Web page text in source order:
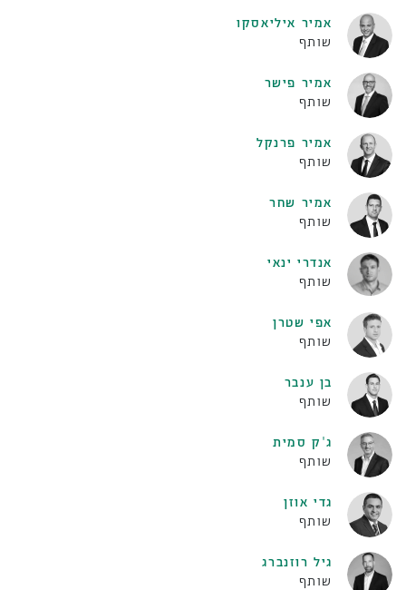
אמיר איליאסקו
שותף
אמיר פישר
שותף
אמיר פרנקל
שותף
אמיר שחר
שותף
אנדרי ינאי
שותף
אפי שטרן
שותף
בן ענבר
שותף
ג'ק סמית
שותף
גדי אוזן
שותף
גיל רוזנברג
שותף